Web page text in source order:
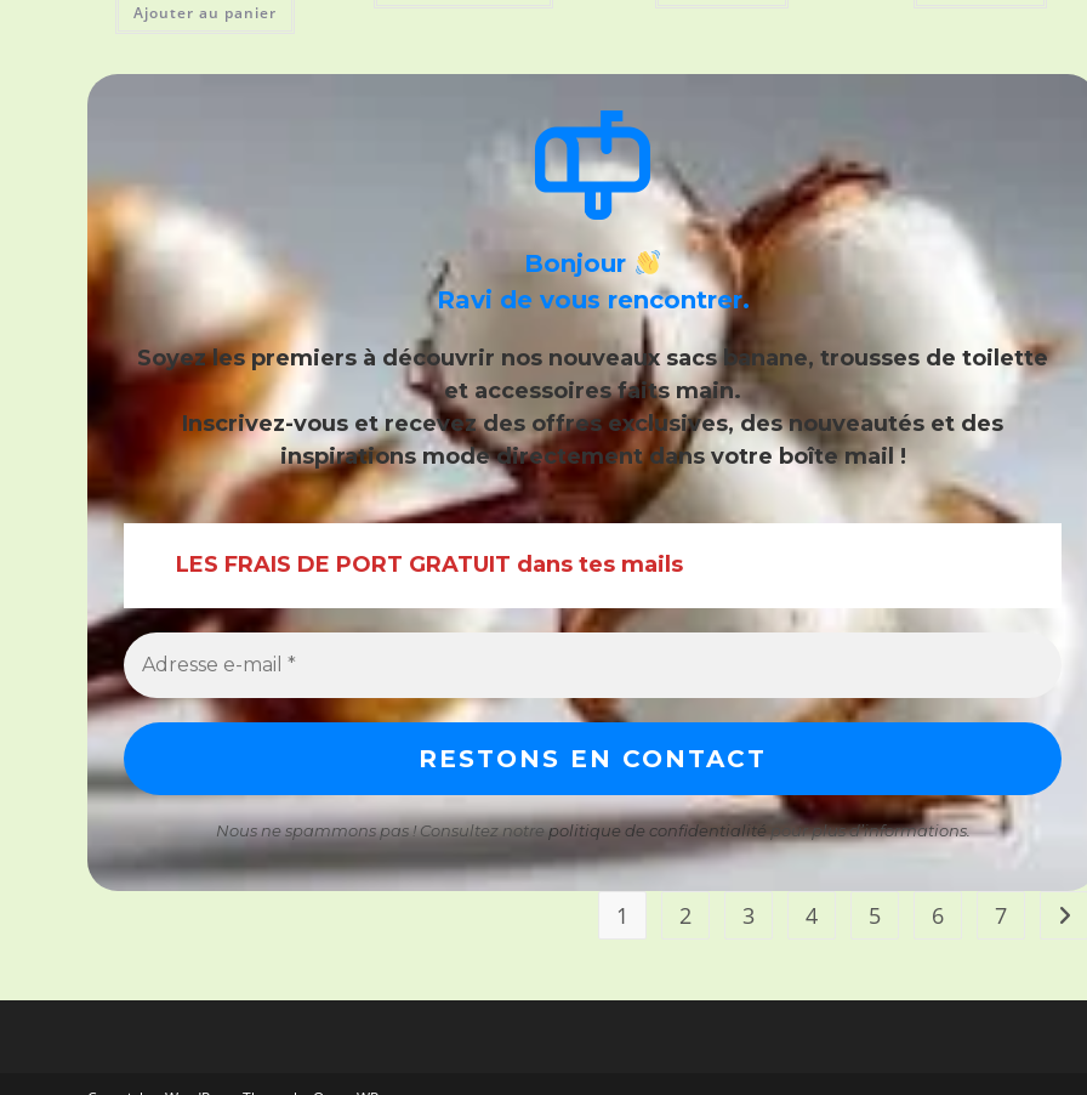
Ajouter au panier
Bonjour
Ravi de vous rencontrer.
Soyez les premiers à découvrir nos nouveaux sacs banane, trousses de toilette
et accessoires faits main.
Inscrivez-vous et recevezdes offres exclusives, des nouveautés et des
inspirations mode directement dans votre boîte mail !
LES FRAIS DE PORT GRATUIT dans tes mails
Nous ne spammons pas ! Consultez notrepolitique de confidentialité pour plus d’informations.
1 2 3 4 5 6 7